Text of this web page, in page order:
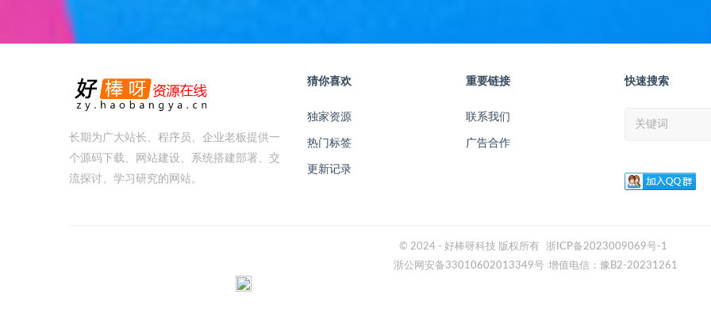
长期为广大站长、程序员、企业老板提供一
个源码下载、网站建设、系统搭建部署、交
流探讨、学习研究的网站。
猜你喜欢
独家资源
热门标签
更新记录
重要链接
联系我们
广告合作
快速搜索
© 2024 - 好棒呀科技 版权所有
浙ICP备2023009069号-1
浙公网安备33010602013349号 增值电信：豫B2-20231261